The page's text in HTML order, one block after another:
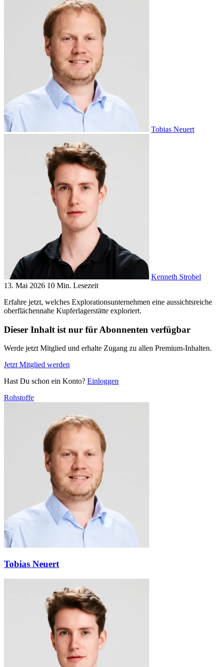
Tobias Neuert
Kenneth Strobel
13. Mai 2026 10 Min. Lesezeit
Erfahre jetzt, welches Explorationsunternehmen eine aussichtsreiche
oberflächennahe Kupferlagerstätte exploriert.
Dieser Inhalt ist nur für Abonnenten verfügbar
Werde jetzt Mitglied und erhalte Zugang zu allen Premium-Inhalten.
Jetzt Mitglied werden
Hast Du schon ein Konto? Einloggen
Rohstoffe
Tobias Neuert